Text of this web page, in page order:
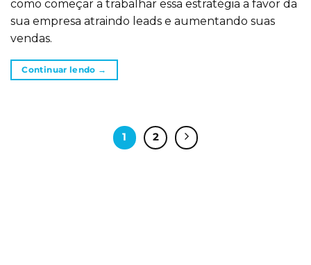
como começar a trabalhar essa estratégia a favor da
sua empresa atraindo leads e aumentando suas
vendas.
Continuar lendo →
1 2